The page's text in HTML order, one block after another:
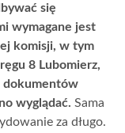
się
wymagane jest
komisji, w tym
8 Lubomierz,
dokumentów
wyglądać. Sama
za długo.